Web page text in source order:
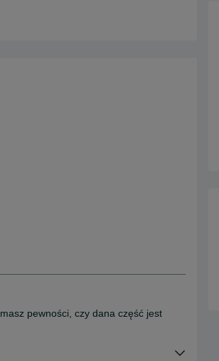
pewności, czy dana część jest